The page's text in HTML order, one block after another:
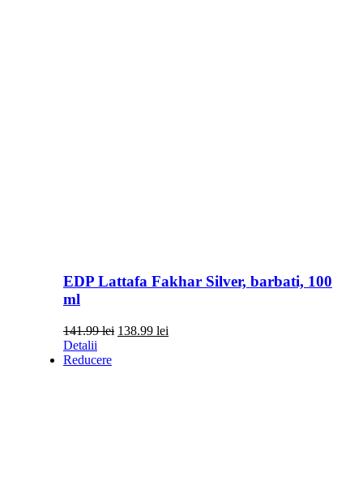
EDP Lattafa Fakhar Silver, barbati, 100
ml
141.99lei Prețul
138.99 leiPrețul
Detalii
Reducere